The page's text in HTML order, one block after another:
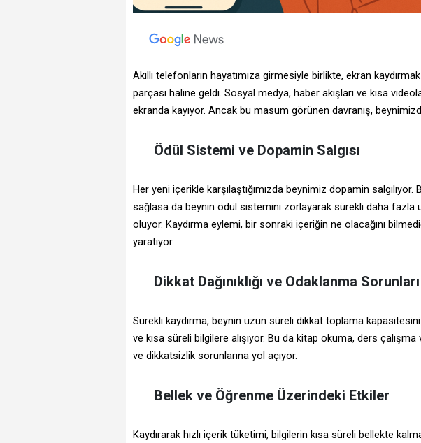
Akıllı telefonların hayatımıza girmesiyle birlikte, ekran
parçası haline geldi. Sosyal medya, haber akışları ve kısa
ekranda kayıyor. Ancak bu masum görünen davranış,
Ödül Sistemi ve Dopamin Salgısı
Her yeni içerikle karşılaştığımızda beynimiz dopamin
sağlasa da beynin ödül sistemini zorlayarak sürekli daha fazla
oluyor. Kaydırma eylemi, bir sonraki içeriğin ne olacağını
yaratıyor.
Dikkat Dağınıklığı ve Odaklanma Sorunları
Sürekli kaydırma, beynin uzun süreli dikkat toplama kapasitesini
ve kısa süreli bilgilere alışıyor. Bu da kitap okuma, ders çalışma
ve dikkatsizlik sorunlarına yol açıyor.
Bellek ve Öğrenme Üzerindeki Etkiler
Kaydırarak hızlı içerik tüketimi, bilgilerin kısa süreli bellekte